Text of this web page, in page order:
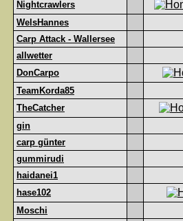
Nightcrawlers
WelsHannes
Carp Attack - Wallersee
allwetter
DonCarpo
TeamKorda85
TheCatcher
gin
carp günter
gummirudi
haidanei1
hase102
Moschi